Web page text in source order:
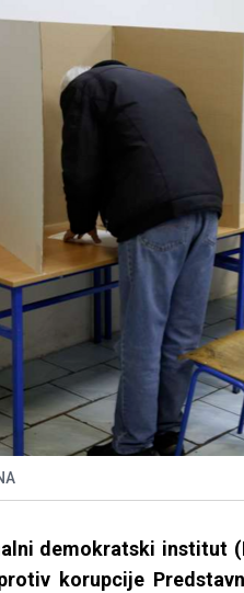
demokratski institut
korupcije